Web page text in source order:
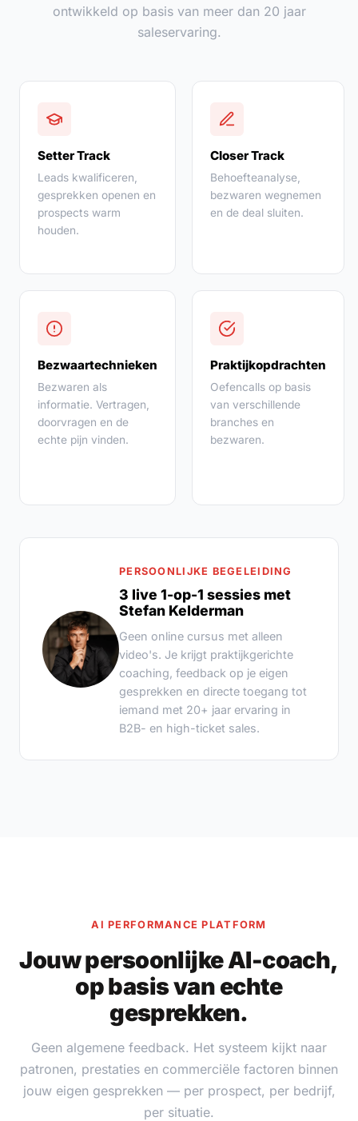
ontwikkeld op basis van meer dan 20 jaar
saleservaring.
Setter Track
Leads kwalificeren,
gesprekken openen en
prospects warm
houden.
Closer Track
Behoefteanalyse,
bezwaren wegnemen
en de deal sluiten.
Bezwaartechnieken
Bezwaren als
informatie. Vertragen,
doorvragen en de
echte pijn vinden.
Praktijkopdrachten
Oefencalls op basis
van verschillende
branches en
bezwaren.
PERSOONLIJKE BEGELEIDING
3 live 1-op-1 sessies met
Stefan Kelderman
Geen online cursus met alleen
video's. Je krijgt praktijkgerichte
coaching, feedback op je eigen
gesprekken en directe toegang tot
iemand met 20+ jaar ervaring in
B2B- en high-ticket sales.
AI PERFORMANCE PLATFORM
Jouw persoonlijke AI-coach,
op basis van echte
gesprekken.
Geen algemene feedback. Het systeem kijkt naar
patronen, prestaties en commerciële factoren binnen
jouw eigen gesprekken — per prospect, per bedrijf,
per situatie.